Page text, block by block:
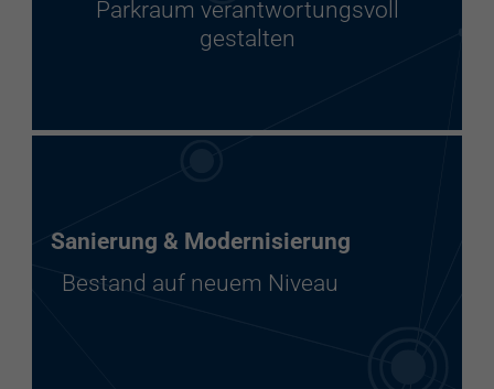
Parkraum verantwortungsvoll
gestalten
Sanierung & Modernisierung
Bestand auf neuem Niveau